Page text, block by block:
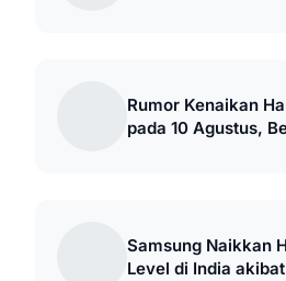
Rumor Kenaikan
pada 10 Agustus,
Samsung Naikkan
Level di India